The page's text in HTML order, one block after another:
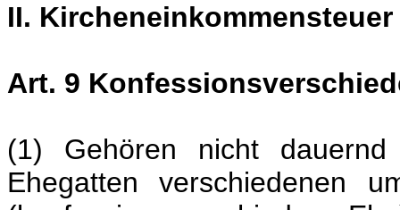
II. Kircheneinkommensteuer
Art. 9
(1) Gehören nicht dauernd
Ehegatten verschiedenen